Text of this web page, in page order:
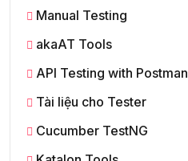
Manual Testing
akaAT Tools
API Testing with Postman
Tài liệu cho Tester
Cucumber TestNG